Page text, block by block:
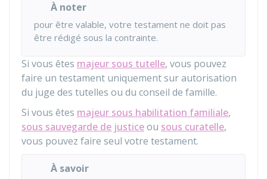
À noter
pour être valable, votre testament ne doit pas
être rédigé sous la contrainte.
Si vous êtes majeur sous tutelle, vous pouvez
faire un testament uniquement sur autorisation
du juge des tutelles ou du conseil de famille.
Si vous êtes majeur sous habilitation familiale,
sous sauvegarde de justiceou sous curatelle,
vous pouvez faire seul votre testament.
À savoir